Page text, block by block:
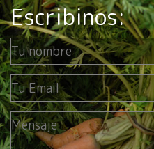
Escribinos: